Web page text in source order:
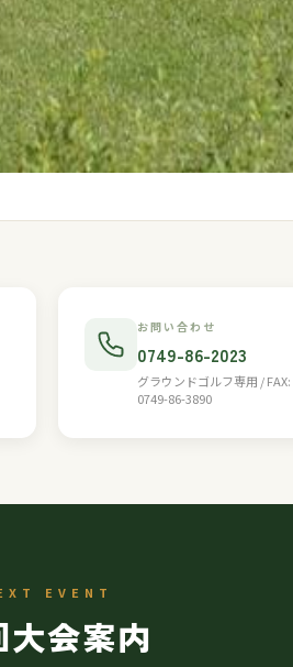
ク料理
よ
限定
ヴィラ
お問い合わせ
0749-86-2023
グラウンドゴルフ専用 / FAX:
0749-86-3890
EVENT
大会案内